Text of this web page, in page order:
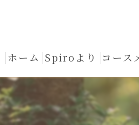
ホーム Spiroより コース